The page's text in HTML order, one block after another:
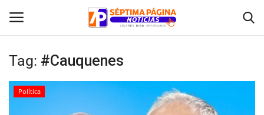
Inicio
Tag: #Cauquenes
Política